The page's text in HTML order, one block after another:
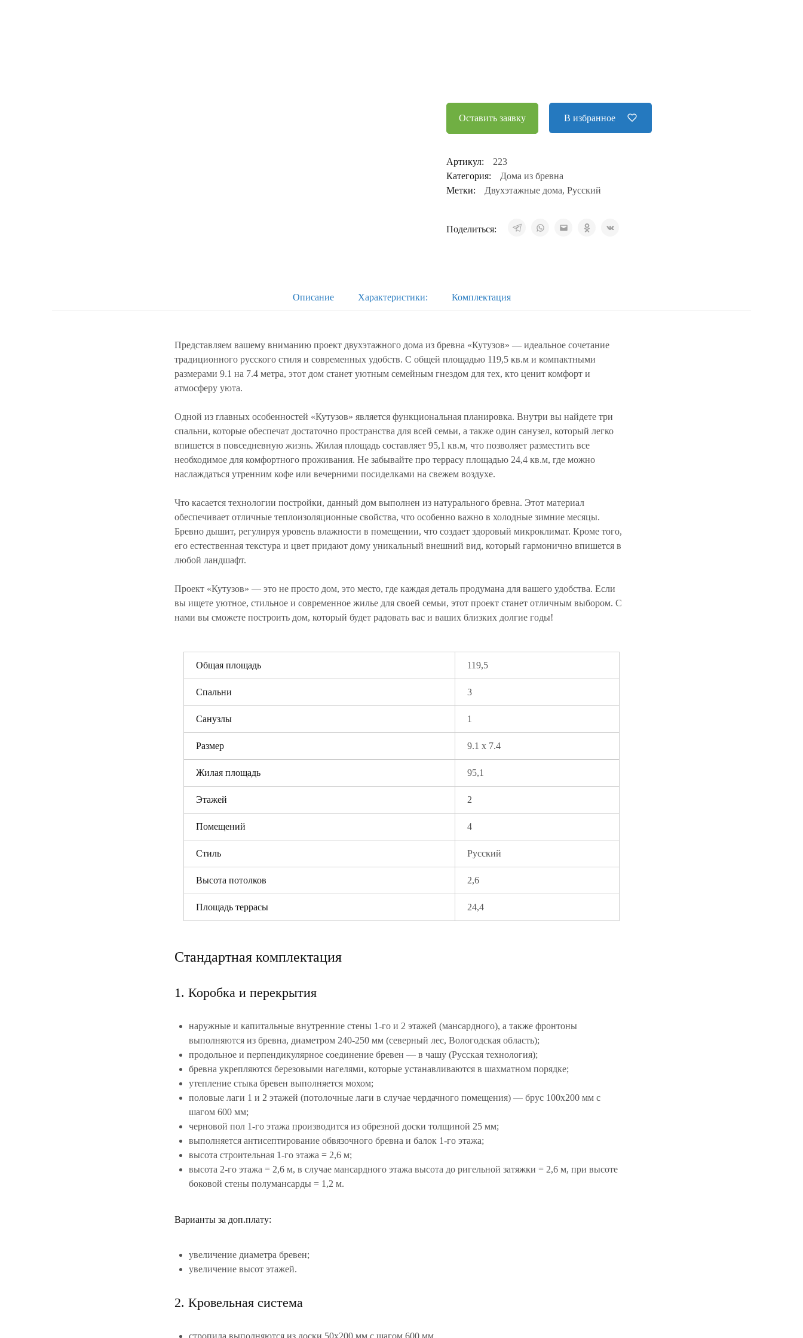
Оставить заявку В избранное
Артикул:
223
Категория:
Дома из бревна
Метки:
Двухэтажные дома, Русский
Поделиться:
Описание Характеристики: Комплектация
Представляем вашему вниманию проект двухэтажного дома из бревна «Кутузов» — идеальное сочетание
традиционного русского стиля и современных удобств. С общей площадью 119,5 кв.м и компактными
размерами 9.1 на 7.4 метра, этот дом станет уютным семейным гнездом для тех, кто ценит комфорт и
атмосферу уюта.
Одной из главных особенностей «Кутузов» является функциональная планировка. Внутри вы найдете три
спальни, которые обеспечат достаточно пространства для всей семьи, а также один санузел, который легко
впишется в повседневную жизнь. Жилая площадь составляет 95,1 кв.м, что позволяет разместить все
необходимое для комфортного проживания. Не забывайте про террасу площадью 24,4 кв.м, где можно
наслаждаться утренним кофе или вечерними посиделками на свежем воздухе.
Что касается технологии постройки, данный дом выполнен из натурального бревна. Этот материал
обеспечивает отличные теплоизоляционные свойства, что особенно важно в холодные зимние месяцы.
Бревно дышит, регулируя уровень влажности в помещении, что создает здоровый микроклимат. Кроме того,
его естественная текстура и цвет придают дому уникальный внешний вид, который гармонично впишется в
любой ландшафт.
Проект «Кутузов» — это не просто дом, это место, где каждая деталь продумана для вашего удобства. Если
вы ищете уютное, стильное и современное жилье для своей семьи, этот проект станет отличным выбором. С
нами вы сможете построить дом, который будет радовать вас и ваших близких долгие годы!
Общая площадь 119,5
Спальни 3
Санузлы 1
Размер 9.1 x 7.4
Жилая площадь 95,1
Этажей 2
Помещений 4
Стиль Русский
Высота потолков 2,6
Площадь террасы 24,4
Стандартная комплектация
1. Коробка и перекрытия
наружные и капитальные внутренние стены 1-го и 2 этажей (мансардного), а также фронтоны
выполняются из бревна, диаметром 240-250 мм (северный лес, Вологодская область);
продольное и перпендикулярное соединение бревен — в чашу (Русская технология);
бревна укрепляются березовыми нагелями, которые устанавливаются в шахматном порядке;
утепление стыка бревен выполняется мохом;
половые лаги 1 и 2 этажей (потолочные лаги в случае чердачного помещения) — брус 100х200 мм с
шагом 600 мм;
черновой пол 1-го этажа производится из обрезной доски толщиной 25 мм;
выполняется антисептирование обвязочного бревна и балок 1-го этажа;
высота строительная 1-го этажа = 2,6 м;
высота 2-го этажа = 2,6 м, в случае мансардного этажа высота до ригельной затяжки = 2,6 м, при высоте
боковой стены полумансарды = 1,2 м.
Варианты за доп.плату:
увеличение диаметра бревен;
увеличение высот этажей.
2. Кровельная система
стропила выполняются из доски 50х200 мм с шагом 600 мм